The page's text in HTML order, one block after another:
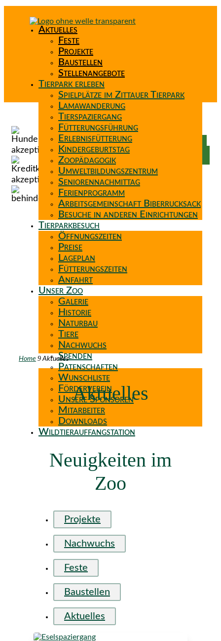
Aktuelles
Feste
Projekte
Baustellen
Stellenangebote
Tierpark erleben
Spielplätze im Zittauer Tierpark
Lamawanderung
Tierspaziergang
Fütterungsführung
Erlebnisfütterung
Kindergeburtstag
Zoopädagogik
Umweltbildungszentrum
Seniorennachmittag
Ferienprogramm
Arbeitsgemeinschaft Biberrucksack
Besuche in anderen Einrichtungen
Tierparkbesuch
Öffnungszeiten
Preise
Lageplan
Fütterungszeiten
Anfahrt
Unser Zoo
Galerie
Historie
Naturbau
Tiere
Nachwuchs
Spenden
Patenschaften
Wunschliste
Förderverein
Unsere Sponsoren
Mitarbeiter
Downloads
Wildtierauffangstation
Home 9 Aktuelles
Aktuelles
Neuigkeiten im
Zoo
Projekte
Nachwuchs
Feste
Baustellen
Aktuelles